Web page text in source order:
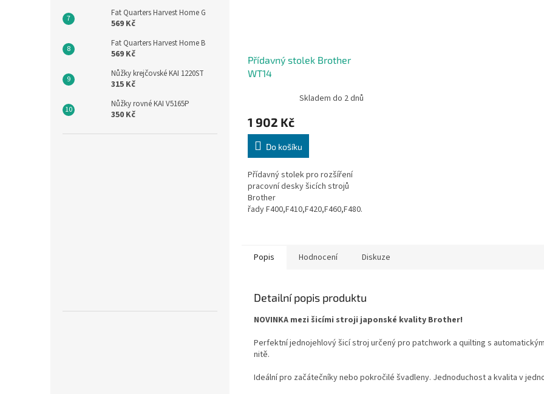
Fat Quarters Harvest Home G
569 Kč
Fat Quarters Harvest Home B
569 Kč
Nůžky krejčovské KAI 1220ST
315 Kč
Nůžky rovné KAI V5165P
350 Kč
Přídavný stolek Brother
WT14
Skladem do 2 dnů
1 902 Kč
Do košíku
Přídavný stolek pro rozšíření
pracovní desky šicích strojů
Brother
řady F400,F410,F420,F460,F480. Nepostradatelný
Popis Hodnocení Diskuze
Detailní popis produktu
NOVINKA mezi šicími stroji japonské kvality Brother!
Perfektní jednojehlový šicí stroj určený pro patchwork a quilting s
nitě.
Ideální pro začátečníky nebo pokročilé švadleny. Jednoduchost a kvalita v